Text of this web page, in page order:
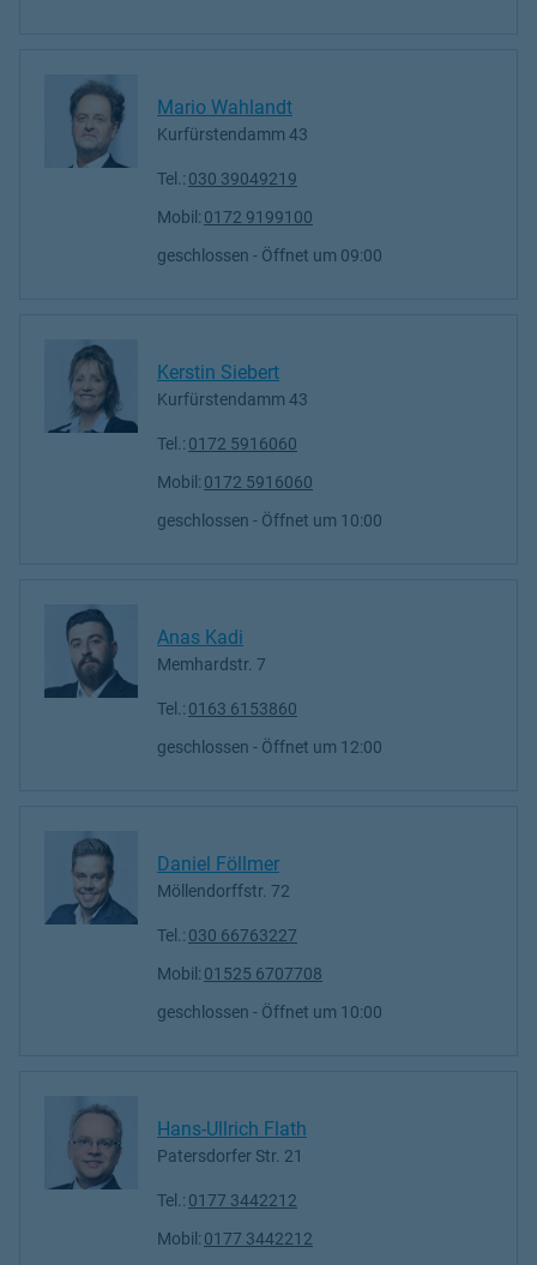
Mario Wahlandt
Kurfürstendamm 43
Tel.: 030 39049219
Mobil: 0172 9199100
geschlossen - Öffnet um 09:00
Kerstin Siebert
Kurfürstendamm 43
Tel.: 0172 5916060
Mobil: 0172 5916060
geschlossen - Öffnet um 10:00
Anas Kadi
Memhardstr. 7
Tel.: 0163 6153860
geschlossen - Öffnet um 12:00
Daniel Föllmer
Möllendorffstr. 72
Tel.: 030 66763227
Mobil: 01525 6707708
geschlossen - Öffnet um 10:00
Hans-Ullrich Flath
Patersdorfer Str. 21
Tel.: 0177 3442212
Mobil: 0177 3442212